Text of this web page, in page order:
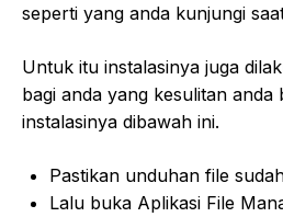
seperti yang anda kunjungi
Untuk itu instalasinya juga
bagi anda yang kesulitan anda
instalasinya dibawah ini.
Pastikan unduhan file
Lalu buka Aplikasi File